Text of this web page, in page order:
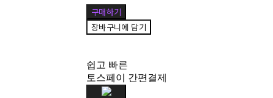
구매하기
장바구니에 담기
쉽고 빠른
토스페이 간편결제